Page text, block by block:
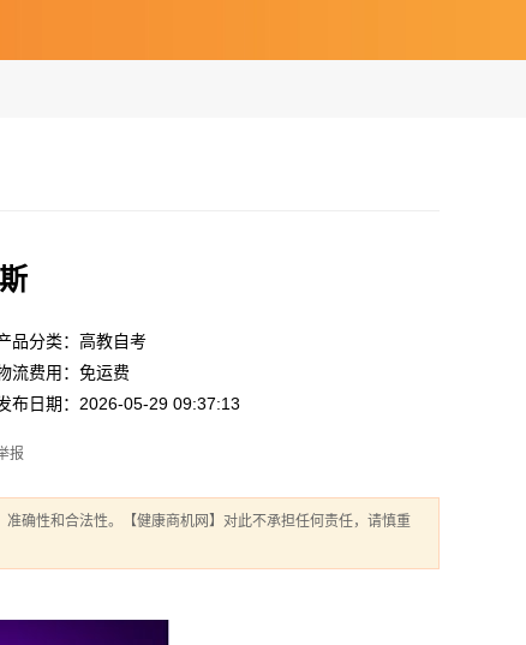
品分类：高教自考
流费用：免运费
布日期：2026-05-29 09:37:13
报
确性和合法性。【健康商机网】对此不承担任何责任，请慎重